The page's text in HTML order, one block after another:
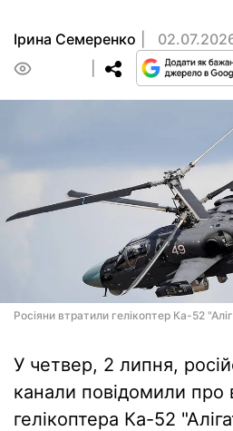
Ірина Семеренко
Росіяни втратили гелікоптер Ка-52
У четвер, 2 липня,
канали повідомили про
гелікоптера Ка-52